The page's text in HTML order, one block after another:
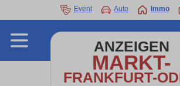
Event Auto Immo
ANZEIGEN
MARKT-
FRANKFURT-